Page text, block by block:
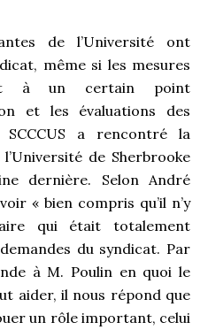
de l’Université ont
même si les mesures
à un certain point
et les évaluations des
SCCCUS a rencontré la
de Sherbrooke
dernière. Selon André
« bien compris qu’il n’y
qui était totalement
du syndicat. Par
à M. Poulin en quoi le
aider, il nous répond que
un rôle important, celui